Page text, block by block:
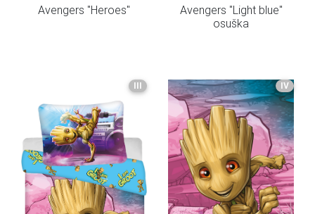
Avengers "Heroes"
Avengers "Light blue"
osuška
III IV